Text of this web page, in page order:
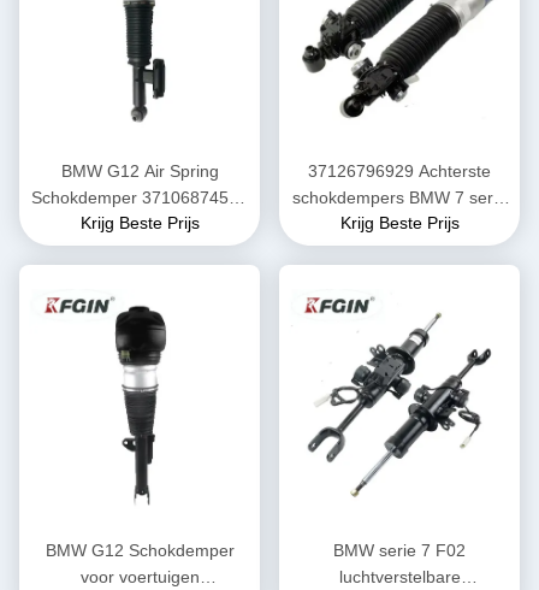
BMW G12 Air Spring
Schokdemper 37106874593
Achterste
rechterschokdemper
Krijg Beste Prijs
37126796929 Achterste
schokdempers BMW 7 serie
Automobiele onderdelen
Krijg Beste Prijs
BMW G12 Schokdemper
voor voertuigen
BMW serie 7 F02
luchtverstelbare